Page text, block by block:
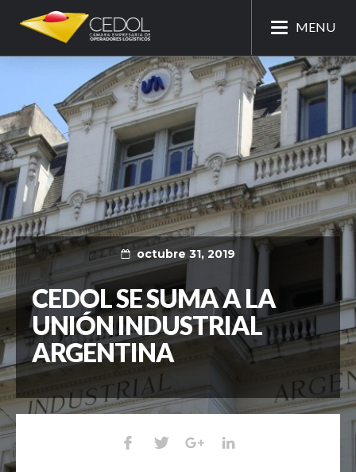
MENU
octubre 31, 2019
CEDOL SE SUMA A LA
UNIÓN INDUSTRIAL
ARGENTINA